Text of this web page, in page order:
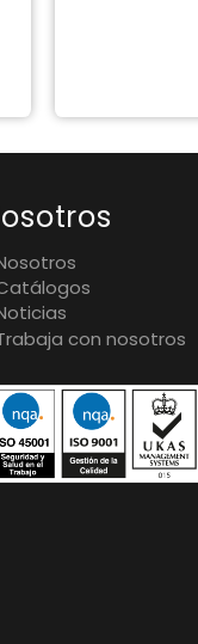
con nosotros